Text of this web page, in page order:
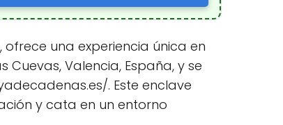
una experiencia única en
Cuevas, Valencia, España, y se
. Este enclave
y cata en un entorno